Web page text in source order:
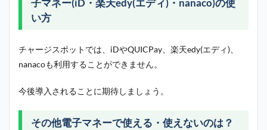
子マネー(iD・楽天edy(エディ)・nanaco)の使
い方
チャージスポットでは、iDやQUICPay、楽天edy(エディ)、
nanacoも利用することができません。
今後導入されることに期待しましょう。
その他電子マネーで使える・使えないのは？